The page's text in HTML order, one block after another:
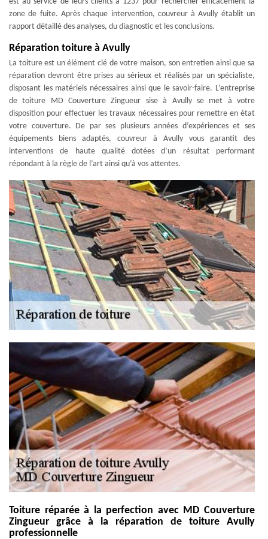
zone de fuite. Après chaque intervention, couvreur à Avully établit un
rapport détaillé des analyses, du diagnostic et les conclusions.
Réparation toiture à Avully
La toiture est un élément clé de votre maison, son entretien ainsi que sa
réparation devront être prises au sérieux et réalisés par un spécialiste,
disposant les matériels nécessaires ainsi que le savoir-faire. L’entreprise
de toiture MD Couverture Zingueur sise à Avully se met à votre
disposition pour effectuer les travaux nécessaires pour remettre en état
votre couverture. De par ses plusieurs années d’expériences et ses
équipements biens adaptés, couvreur à Avully vous garantit des
interventions de haute qualité dotées d’un résultat performant
répondant à la règle de l’art ainsi qu’à vos attentes.
Toiture réparée à la perfection avec MD Couverture
Zingueur grâce à la réparation de toiture Avully
professionnelle